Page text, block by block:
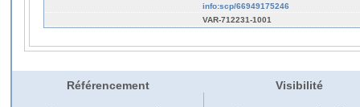
info:scp/66949175246
VAR-712231-1001
Référencement Visibilité